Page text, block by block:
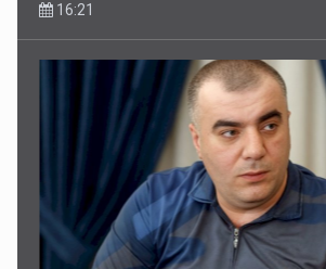
16:21